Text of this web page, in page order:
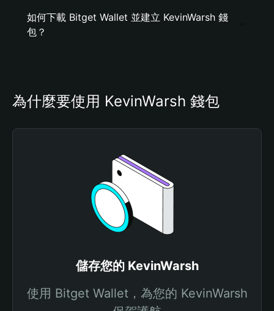
如何下載 Bitget Wallet 並建立 KevinWarsh 錢
包？
為什麼要使用 KevinWarsh 錢包
儲存您的 KevinWarsh
使用 Bitget Wallet，為您的 KevinWarsh